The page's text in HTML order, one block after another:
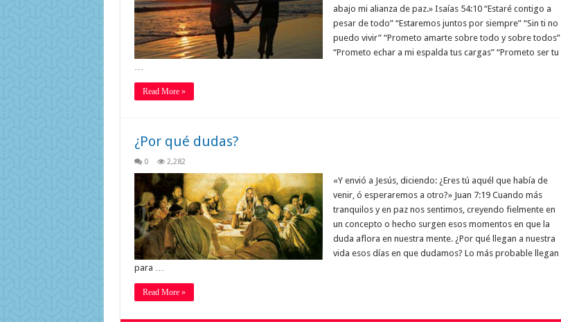
abajo mi alianza de paz.» Isaías 54:10 “Estaré contigo a
pesar de todo” “Estaremos juntos por siempre” “Sin ti no
puedo vivir” “Prometo amarte sobre todo y sobre todos”
“Prometo echar a mi espalda tus cargas” “Prometo ser tu
…
Read More »
¿Por qué dudas?
0 2,282
«Y envió a Jesús, diciendo: ¿Eres tú aquél que había de
venir, ó esperaremos a otro?» Juan 7:19 Cuando más
tranquilos y en paz nos sentimos, creyendo fielmente en
un concepto o hecho surgen esos momentos en que la
duda aflora en nuestra mente. ¿Por qué llegan a nuestra
vida esos días en que dudamos? Lo más probable llegan
para …
Read More »